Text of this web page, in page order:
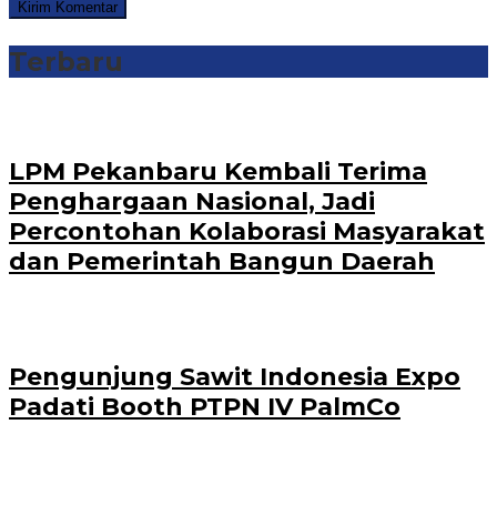
Terbaru
‎LPM Pekanbaru Kembali Terima
Penghargaan Nasional, Jadi
Percontohan Kolaborasi Masyarakat
dan Pemerintah Bangun Daerah
Pengunjung Sawit Indonesia Expo
Padati Booth PTPN IV PalmCo